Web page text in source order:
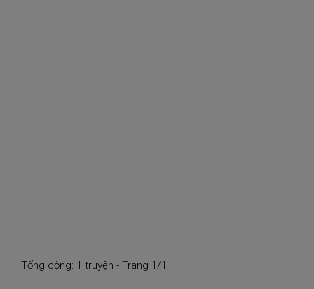
Tổng cộng: 1 truyện - Trang 1/1